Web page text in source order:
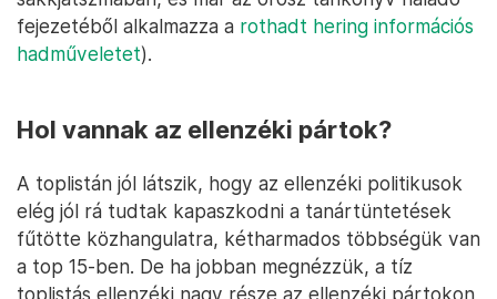
fejezetéből alkalmazza a rothadt hering információs
hadműveletet).
Hol vannak az ellenzéki pártok?
A toplistán jól látszik, hogy az ellenzéki politikusok
elég jól rá tudtak kapaszkodni a tanártüntetések
fűtötte közhangulatra, kétharmados többségük van
a top 15-ben. De ha jobban megnézzük, a tíz